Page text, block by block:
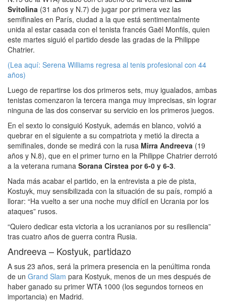
Svitolina (31 años y N.7) de jugar por primera vez las
semifinales en París, ciudad a la que está sentimentalmente
unida al estar casada con el tenista francés Gaël Monfils, quien
este martes siguió el partido desde las gradas de la Philippe
Chatrier.
(Lea aquí: Serena Williams regresa al tenis profesional con 44
años)
Luego de repartirse los dos primeros sets, muy igualados, ambas
tenistas comenzaron la tercera manga muy imprecisas, sin lograr
ninguna de las dos conservar su servicio en los primeros juegos.
En el sexto lo consiguió Kostyuk, además en blanco, volvió a
quebrar en el siguiente a su compatriota y metió la directa a
semifinales, donde se medirá con la rusa Mirra Andreeva (19
años y N.8), que en el primer turno en la Philippe Chatrier derrotó
a la veterana rumana Sorana Cirstea por 6-0 y 6-3.
Nada más acabar el partido, en la entrevista a pie de pista,
Kostuyk, muy sensibilizada con la situación de su país, rompió a
llorar: “Ha vuelto a ser una noche muy difícil en Ucrania por los
ataques” rusos.
“Quiero dedicar esta victoria a los ucranianos por su resiliencia”
tras cuatro años de guerra contra Rusia.
Andreeva – Kostyuk, partidazo
A sus 23 años, será la primera presencia en la penúltima ronda
de un Grand Slam para Kostyuk, menos de un mes después de
haber ganado su primer WTA 1000 (los segundos torneos en
importancia) en Madrid.